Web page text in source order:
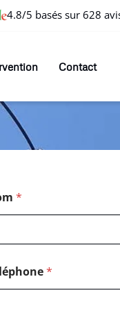
4.8/5 basés sur 628
Contact
*
*